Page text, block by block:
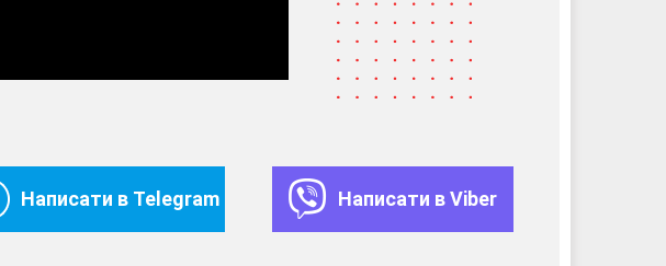
Написати в Telegram Написати в Viber